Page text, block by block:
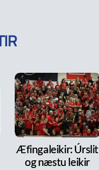
Æfingaleikir: Úrslit
og næstu leikir